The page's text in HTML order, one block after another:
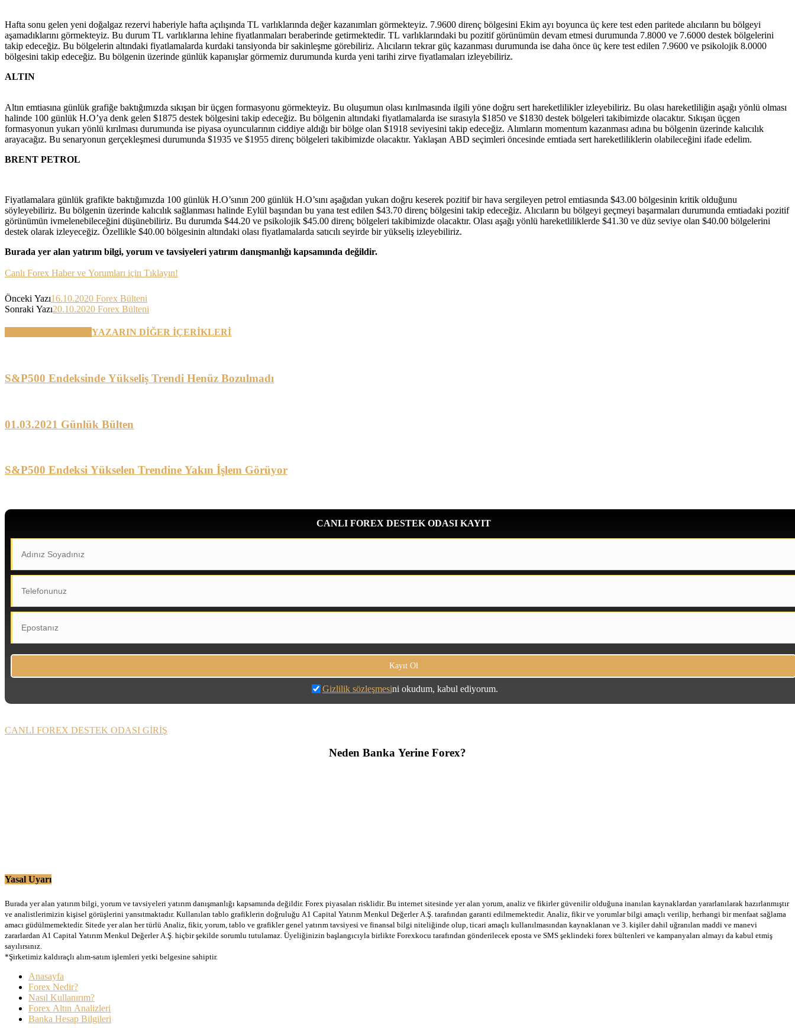
Hafta sonu gelen yeni doğalgaz rezervi haberiyle hafta açılışında TL varlıklarında değer kazanımları görmekteyiz. 7.9600 direnç bölgesini Ekim ayı boyunca üç kere test eden paritede alıcıların bu bölgeyi
aşamadıklarını görmekteyiz. Bu durum TL varlıklarına lehine fiyatlanmaları beraberinde getirmektedir. TL varlıklarındaki bu pozitif görünümün devam etmesi durumunda 7.8000 ve 7.6000 destek bölgelerini
takip edeceğiz. Bu bölgelerin altındaki fiyatlamalarda kurdaki tansiyonda bir sakinleşme görebiliriz. Alıcıların tekrar güç kazanması durumunda ise daha önce üç kere test edilen 7.9600 ve psikolojik 8.0000
bölgesini takip edeceğiz. Bu bölgenin üzerinde günlük kapanışlar görmemiz durumunda kurda yeni tarihi zirve fiyatlamaları izleyebiliriz.
ALTIN
Altın emtiasına günlük grafiğe baktığımızda sıkışan bir üçgen formasyonu görmekteyiz. Bu oluşumun olası kırılmasında ilgili yöne doğru sert hareketlilikler izleyebiliriz. Bu olası hareketliliğin aşağı yönlü olması
halinde 100 günlük H.O’ya denk gelen $1875 destek bölgesini takip edeceğiz. Bu bölgenin altındaki fiyatlamalarda ise sırasıyla $1850 ve $1830 destek bölgeleri takibimizde olacaktır. Sıkışan üçgen
formasyonun yukarı yönlü kırılması durumunda ise piyasa oyuncularının ciddiye aldığı bir bölge olan $1918 seviyesini takip edeceğiz. Alımların momentum kazanması adına bu bölgenin üzerinde kalıcılık
arayacağız. Bu senaryonun gerçekleşmesi durumunda $1935 ve $1955 direnç bölgeleri takibimizde olacaktır. Yaklaşan ABD seçimleri öncesinde emtiada sert hareketliliklerin olabileceğini ifade edelim.
BRENT PETROL
Fiyatlamalara günlük grafikte baktığımızda 100 günlük H.O’sının 200 günlük H.O’sını aşağıdan yukarı doğru keserek pozitif bir hava sergileyen petrol emtiasında $43.00 bölgesinin kritik olduğunu
söyleyebiliriz. Bu bölgenin üzerinde kalıcılık sağlanması halinde Eylül başından bu yana test edilen $43.70 direnç bölgesini takip edeceğiz. Alıcıların bu bölgeyi geçmeyi başarmaları durumunda emtiadaki pozitif
görünümün ivmelenebileceğini düşünebiliriz. Bu durumda $44.20 ve psikolojik $45.00 direnç bölgeleri takibimizde olacaktır. Olası aşağı yönlü hareketliliklerde $41.30 ve düz seviye olan $40.00 bölgelerini
destek olarak izleyeceğiz. Özellikle $40.00 bölgesinin altındaki olası fiyatlamalarda satıcılı seyirde bir yükseliş izleyebiliriz.
Burada yer alan yatırım bilgi, yorum ve tavsiyeleri yatırım danışmanlığı kapsamında değildir.
Canlı Forex Haber ve Yorumları için Tıklayın!
Önceki Yazı16.10.2020 Forex Bülteni
Sonraki Yazı20.10.2020 Forex Bülteni
YAZARIN DİĞER İÇERİKLERİ
S&P500 Endeksinde Yükseliş Trendi Henüz Bozulmadı
01.03.2021 Günlük Bülten
S&P500 Endeksi Yükselen Trendine Yakın İşlem Görüyor
CANLI FOREX DESTEK ODASI KAYIT
Gizlilik sözleşmesini okudum, kabul ediyorum.
CANLI FOREX DESTEK ODASI GİRİŞ
Neden Banka Yerine Forex?
Yasal Uyarı
Burada yer alan yatırım bilgi, yorum ve tavsiyeleri yatırım danışmanlığı kapsamında değildir. Forex piyasaları risklidir. Bu internet sitesinde yer alan yorum, analiz ve fikirler güvenilir olduğuna inanılan kaynaklardan yararlanılarak hazırlanmıştır
ve analistlerimizin kişisel görüşlerini yansıtmaktadır. Kullanılan tablo grafiklerin doğruluğu A1 Capital Yatırım Menkul Değerler A.Ş. tarafından garanti edilmemektedir. Analiz, fikir ve yorumlar bilgi amaçlı verilip, herhangi bir menfaat sağlama
amacı güdülmemektedir. Sitede yer alan her türlü Analiz, fikir, yorum, tablo ve grafikler genel yatırım tavsiyesi ve finansal bilgi niteliğinde olup, ticari amaçlı kullanılmasından kaynaklanan ve 3. kişiler dahil uğranılan maddi ve manevi
zararlardan A1 Capital Yatırım Menkul Değerler A.Ş. hiçbir şekilde sorumlu tutulamaz. Üyeliğinizin başlangıcıyla birlikte Forexkocu tarafından gönderilecek eposta ve SMS şeklindeki forex bültenleri ve kampanyaları almayı da kabul etmiş
sayılırsınız.
*Şirketimiz kaldıraçlı alım-satım işlemleri yetki belgesine sahiptir.
Anasayfa
Forex Nedir?
Nasıl Kullanırım?
Forex Altın Analizleri
Banka Hesap Bilgileri